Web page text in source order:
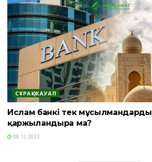
СҰРАҚ-ЖАУАП
Ислам банкі тек мұсылмандарды
қаржыландыра ма?
08.12.2023